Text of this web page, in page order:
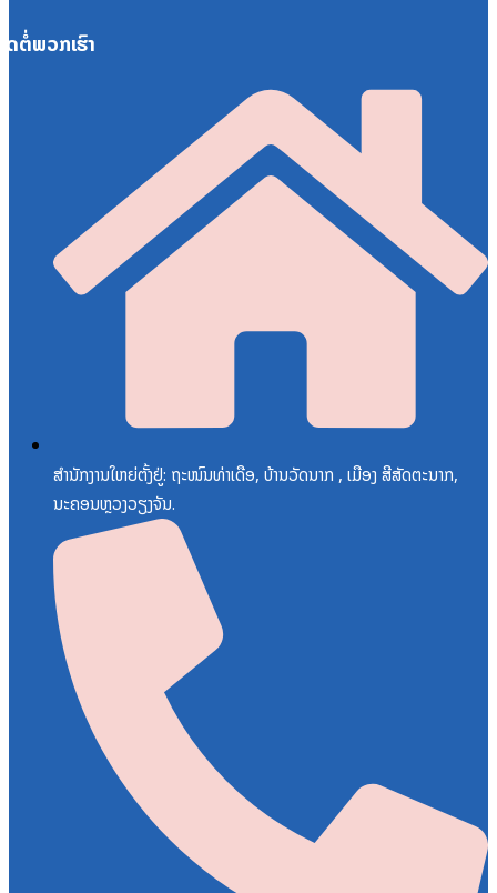
ຕໍ່ພວກເຮົາ
ສຳນັກງານໃຫຍ່ຕັ້ງຢູ່: ຖະໜົນທ່າເດືອ, ບ້ານວັດນາກ , ເມືອງ ສີສັດຕະນາກ,
ນະຄອນຫຼວງວຽງຈັນ.